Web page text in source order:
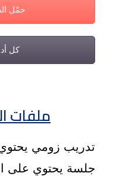
حمّل
كل
ملفات
جلسة يحتوي على